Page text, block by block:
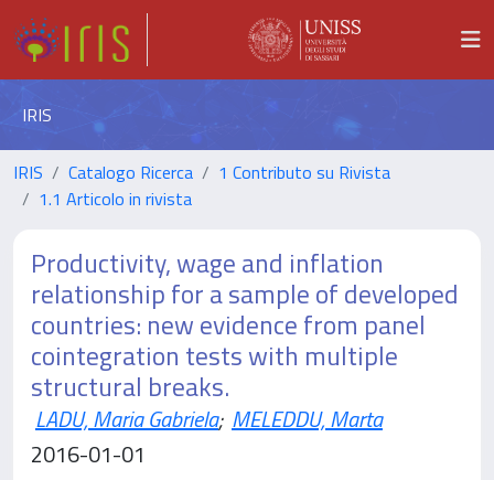
IRIS
IRIS Catalogo Ricerca
1 Contributo su Rivista
1.1 Articolo in rivista
Productivity, wage and inflation
relationship for a sample of developed
countries: new evidence from panel
cointegration tests with multiple
structural breaks.
LADU, Maria Gabriela; MELEDDU, Marta
2016-01-01